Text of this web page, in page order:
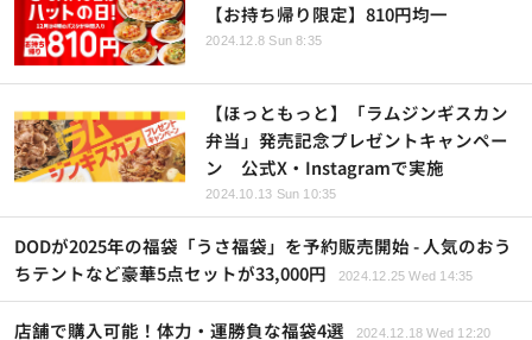
【お持ち帰り限定】810円均一
2024.12.8 Sun 8:35
【ほっともっと】「ラムジンギスカン
弁当」発売記念プレゼントキャンペー
ン 公式X・Instagramで実施
2024.10.13 Sun 10:35
DODが2025年の福袋「うさ福袋」を予約販売開始 - 人気のおう
ちテントなど豪華5点セットが33,000円
2024.12.25 Wed 14:35
店舗で購入可能！体力・運勝負な福袋4選 2024.12.18 Wed 12:20